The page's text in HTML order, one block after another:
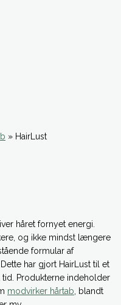
» HairLust
håret fornyet energi.
og ikke mindst længere
formular af
har gjort HairLust til et
Produkterne indeholder
modvirker hårtab , blandt